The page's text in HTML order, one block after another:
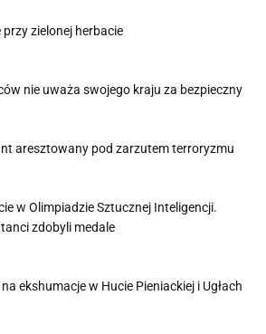
zielonej herbacie
nie uważa swojego kraju za bezpieczny
aresztowany pod zarzutem terroryzmu
w Olimpiadzie Sztucznej Inteligencji.
zdobyli medale
ekshumacje w Hucie Pieniackiej i Ugłach